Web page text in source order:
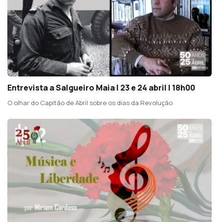
Entrevista a Salgueiro Maia | 23 e 24 abril | 18h00
O olhar do Capitão de Abril sobre os dias da Revolução